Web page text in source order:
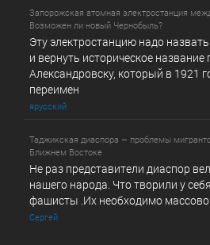
Запорожская атомная электростанция
Возможен ли новый Чернобыль?
Эту электростанцию надо
и вернуть историческое название
Александровску, который в 1921
переимен
ярусский
Таджикская диаспора – проблемы
Ближнем Востоке
Не раз представители диаспор
нашего народа. Что творили у
фашисты .Их необходимо
Сергей